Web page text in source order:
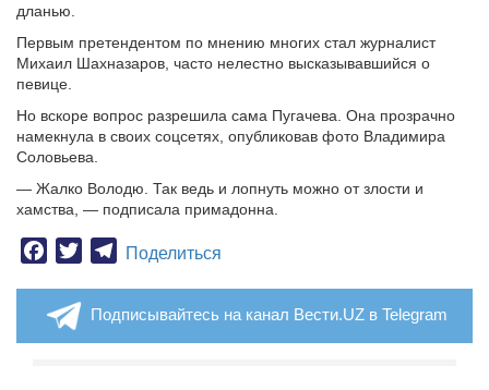
дланью.
Первым претендентом по мнению многих стал журналист
Михаил Шахназаров, часто нелестно высказывавшийся о
певице.
Но вскоре вопрос разрешила сама Пугачева. Она прозрачно
намекнула в своих соцсетях, опубликовав фото Владимира
Соловьева.
— Жалко Володю. Так ведь и лопнуть можно от злости и
хамства, — подписала примадонна.
Facebook
TwitterTelegram
Поделиться
Подписывайтесь на канал Вести.UZ в Telegram